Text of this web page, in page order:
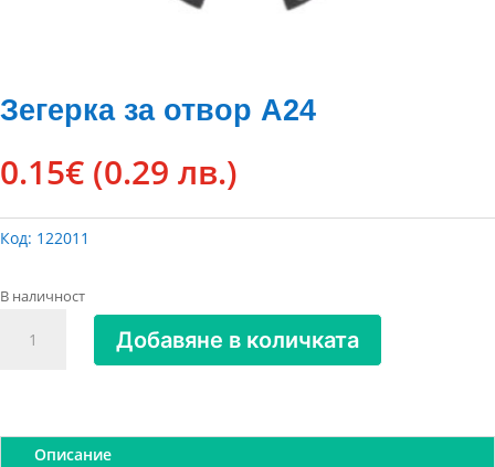
Зегерка за отвор А24
0.15€ (0.29 лв.)
Код: 122011
В наличност
Добавяне в количката
Описание